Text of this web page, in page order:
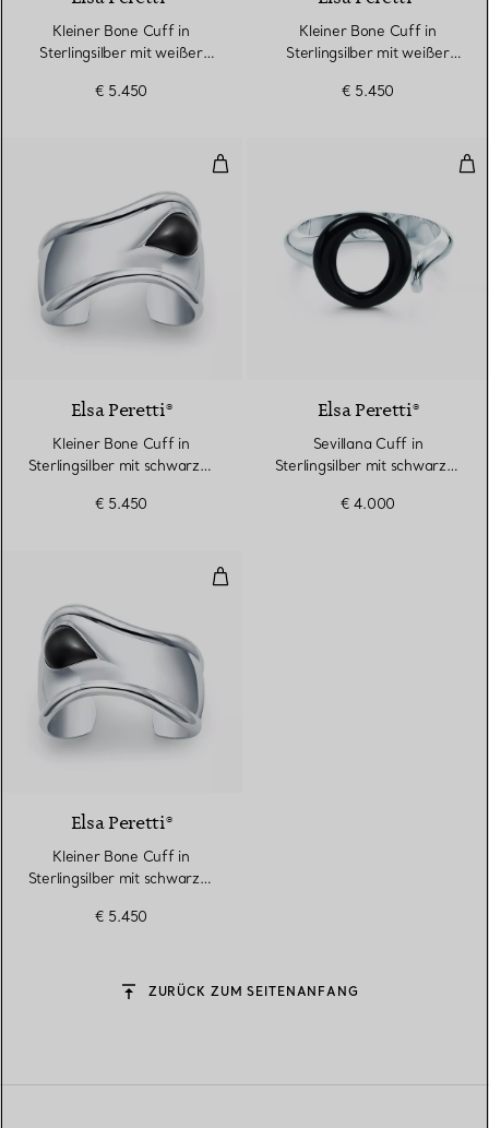
Kleiner Bone Cuff in
Sterlingsilber mit weißer
€ 5.450
Kleiner Bone Cuff in
Sterlingsilber mit weißer
€ 5.450
Kleiner Bone Cuff in
Elsa Peretti®
Kleiner Bone Cuff in
Sterlingsilber mit schwarzer
€ 5.450
Elsa Peretti®
Sevillana Cuff in
Sterlingsilber mit schwarzer
€ 4.000
Kleiner Bone Cuff in
Elsa Peretti®
Kleiner Bone Cuff in
Sterlingsilber mit schwarzer
€ 5.450
ZURÜCK ZUM SEITENANFANG